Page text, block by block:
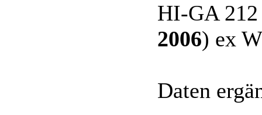
HI-GA
2006) ex
Daten